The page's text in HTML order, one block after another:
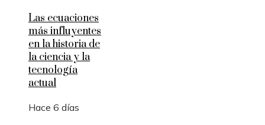
Las ecuaciones
más influyentes
en la historia de
la ciencia y la
tecnología
actual
Hace 6 días